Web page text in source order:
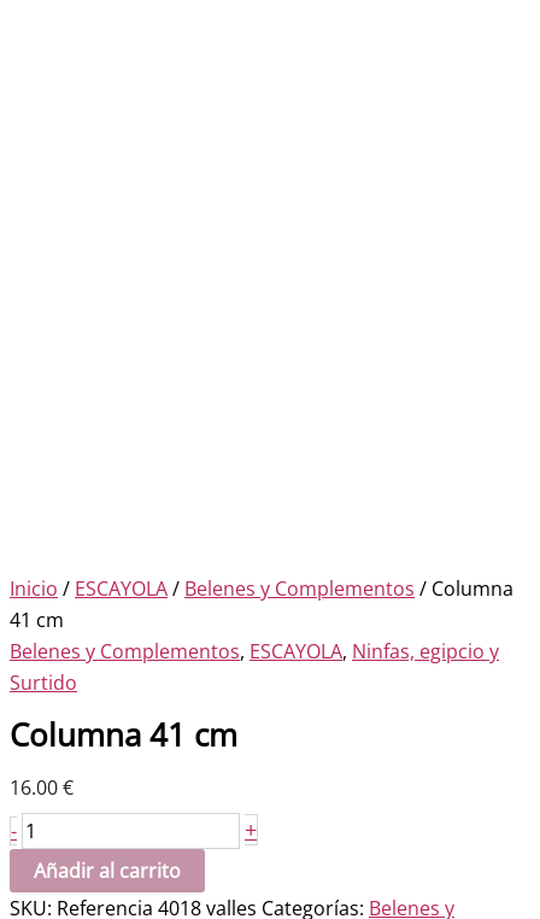
Inicio / ESCAYOLA/ Belenes y Complementos / Columna
41 cm
Belenes y Complementos, ESCAYOLA, Ninfas, egipcio y
Surtido
Columna 41 cm
16.00€
- Columna
41
cm
+
Añadir al carrito
SKU: Referencia 4018 valles Categorías: Belenes y